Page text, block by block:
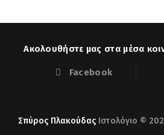
Ακολουθήστε μας στα μέσα
Facebook
Σπύρος Πλακούδας Ιστολόγιο ©